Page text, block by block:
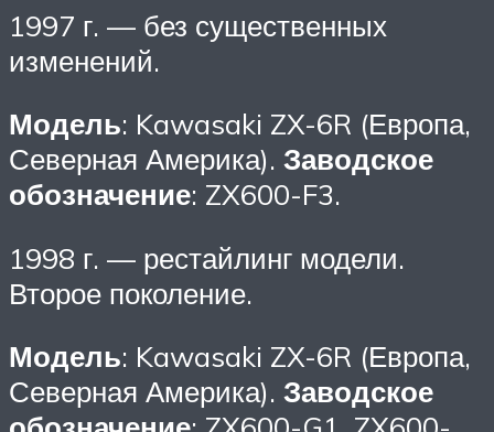
1997 г. — без существенных
изменений.
Модель: Kawasaki ZX-6R (Европа,
Северная Америка). Заводское
обозначение: ZX600-F3.
1998 г. — рестайлинг модели.
Второе поколение.
Модель: Kawasaki ZX-6R (Европа,
Северная Америка). Заводское